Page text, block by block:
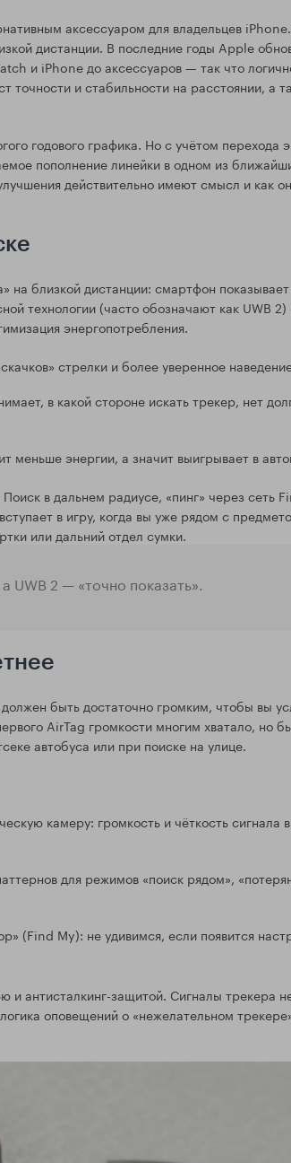
аксессуаром для владельцев
дистанции. В последние годы Apple
и iPhone до аксессуаров — так что
точности и стабильности на расстоянии, а
годового графика. Но с учётом перехода
пополнение линейки в одном из
действительно имеют смысл и как
на близкой дистанции: смартфон
технологии (часто обозначают как UWB
энергопотребления.
стрелки и более уверенное
в какой стороне искать трекер, нет
меньше энергии, а значит выигрывает в
в дальнем радиусе, «пинг» через сеть
в игру, когда вы уже рядом с
или дальний отдел сумки.
UWB 2 — «точно показать».
быть достаточно громким, чтобы вы
AirTag громкости многим хватало, но
автобуса или при поиске на улице.
камеру: громкость и чёткость сигнала
для режимов «поиск рядом»,
(Find My): не удивимся, если появится
антисталкинг-защитой. Сигналы трекера
оповещений о «нежелательном